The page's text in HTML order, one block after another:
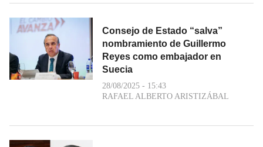
Consejo de Estado “salva”
nombramiento de Guillermo
Reyes como embajador en
Suecia
28/08/2025 - 15:43
RAFAEL ALBERTO ARISTIZÁBAL